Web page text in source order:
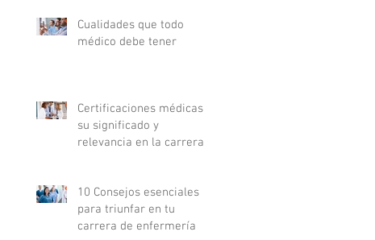
Cualidades que todo
médico debe tener
Certificaciones médicas:
su significado y
relevancia en la carrera
10 Consejos esenciales
para triunfar en tu
carrera de enfermería